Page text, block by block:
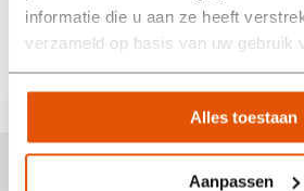
informatie die u aan ze heeft
verzameld op basis van uw gebruik
Alles toestaan
Aanpassen